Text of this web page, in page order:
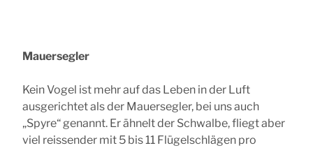
Mauersegler
Kein Vogel ist mehr auf das Leben in der Luft
ausgerichtet als der Mauersegler, bei uns auch
„Spyre“ genannt. Er ähnelt der Schwalbe, fliegt aber
viel reissender mit 5 bis 11 Flügelschlägen pro